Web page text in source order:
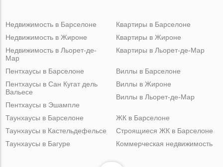
Недвижимость в Барселоне
Недвижимость в Жироне
Недвижимость в Льорет-де-
Мар
Квартиры в Барселоне
Квартиры в Жироне
Квартиры в Льорет-де-Мар
Пентхаусы в Барселоне
Пентхаусы в Сан Кугат дель
Вальесе
Пентхаусы в Эшампле
Виллы в Барселоне
Виллы в Жироне
Виллы в Льорет-де-Мар
Таунхаусы в Барселоне
Таунхаусы в Кастельдефельсе
Таунхаусы в Багуре
ЖК в Барселоне
Строящиеся ЖК в Барселоне
Коммерческая недвижимость